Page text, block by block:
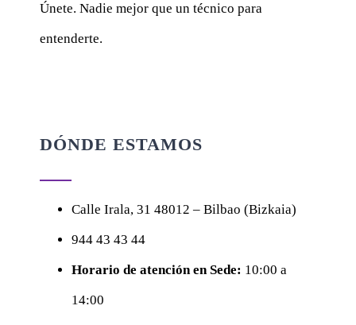
Únete. Nadie mejor que un técnico para
entenderte.
DÓNDE ESTAMOS
Calle Irala, 31 48012 – Bilbao (Bizkaia)
944 43 43 44
Horario de atención en Sede: 10:00 a
14:00